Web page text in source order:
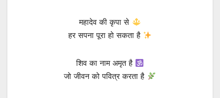
महादेव की कृपा से
हर सपना पूरा हो सकता है
शिव का नाम अमृत है
जो जीवन को पवित्र करता है